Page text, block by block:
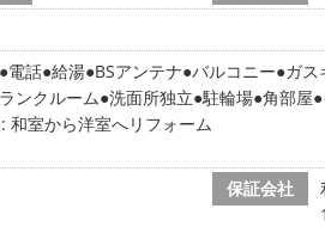
電話 給湯 BSアンテナ バルコニー ガス
ランクルーム 洗面所独立 駐輪場 角部屋
和室から洋室へリフォーム
保証会社